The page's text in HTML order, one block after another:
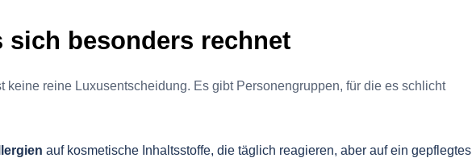
sich besonders rechnet
keine reine Luxusentscheidung. Es gibt Personengruppen, für die es schlicht
auf kosmetische Inhaltsstoffe, die täglich reagieren, aber auf ein gepflegtes